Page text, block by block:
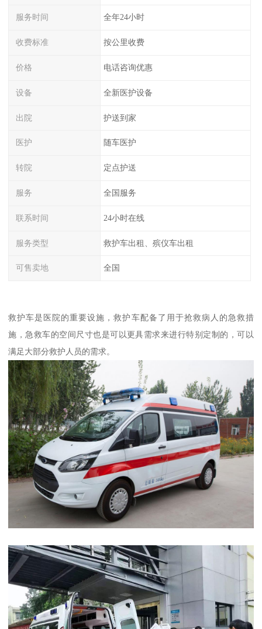
服务时间 全年24小时
收费标准 按公里收费
价格 电话咨询优惠
设备 全新医护设备
出院 护送到家
医护 随车医护
转院 定点护送
服务 全国服务
联系时间 24小时在线
服务类型 救护车出租、殡仪车出租
可售卖地 全国
救护车是医院的重要设施，救护车配备了用于抢救病人的急救措
施，急救车的空间尺寸也是可以更具需求来进行特别定制的，可以
满足大部分救护人员的需求。